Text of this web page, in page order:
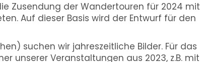
Zusendung der Wandertouren für 2024 mit
Auf dieser Basis wird der Entwurf für den
suchen wir jahreszeitliche Bilder. Für das
unserer Veranstaltungen aus 2023, z.B. mit